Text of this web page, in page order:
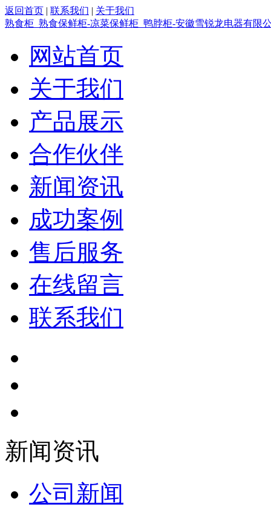
返回首页 | 联系我们 | 关于我们
熟食柜_熟食保鲜柜-凉菜保鲜柜_鸭脖柜-安徽雪锐龙电器有限
网站首页
关于我们
产品展示
合作伙伴
新闻资讯
成功案例
售后服务
在线留言
联系我们
新闻资讯
公司新闻